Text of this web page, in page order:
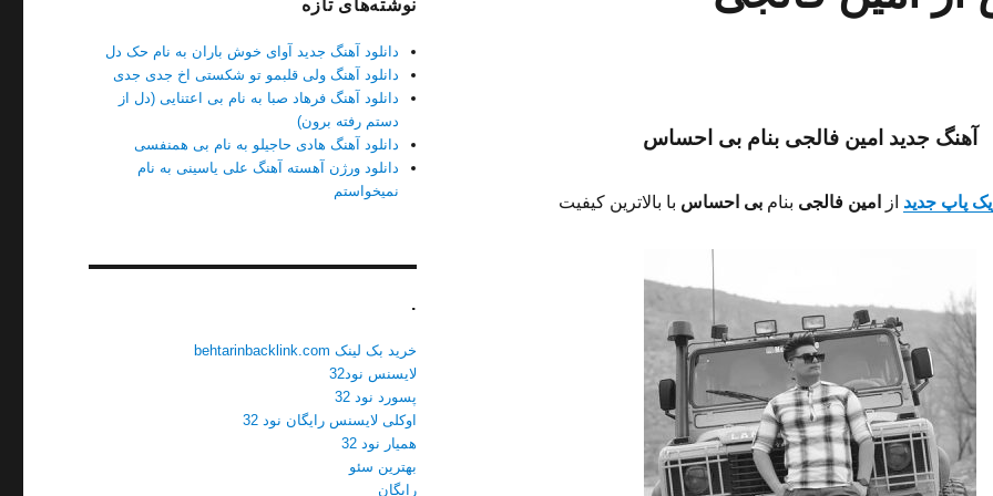
آهنگ جدید امین فالجی بنام بی احساس
پاپ جدید از امین فالجی بنامبی احساس با بالاترین کیفیت
نوشته‌های تازه
دانلود آهنگ جدید آوای خوش باران به نام حک دل
دانلود آهنگ ولی قلبمو تو شکستی اخ جدی جدی
دانلود آهنگ فرهاد صبا به نام بی اعتنایی (دل از
دستم رفته برون)
دانلود آهنگ هادی حاجیلو به نام بی همنفسی
دانلود ورژن آهسته آهنگ علی یاسینی به نام
نمیخواستم
.
خرید بک لینک behtarinbacklink.com
لایسنس نود32
پسورد نود 32
اوکلی لایسنس رایگان نود 32
همیار نود 32
بهترین سئو
رایگان